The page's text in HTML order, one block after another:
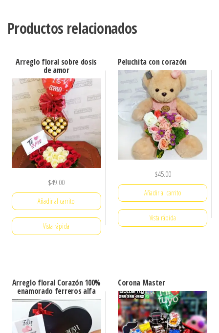
Productos relacionados
Arreglo floral sobre dosis
de amor
$49.00
Añadir al carrito
Vista rápida
Peluchita con corazón
$45.00
Añadir al carrito
Vista rápida
Arreglo floral Corazón 100%
enamorado ferreros alfa
Corona Master